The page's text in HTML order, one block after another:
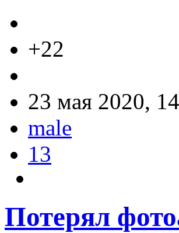
+22
23 мая 2020,
male
13
Потерял